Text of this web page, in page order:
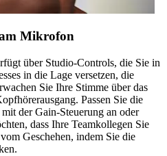
Mikrofon
über Studio-Controls, die Sie in
in die Lage versetzen, die
Sie Ihre Stimme über das
Passen Sie die
der Gain-Steuerung an oder
dass Ihre Teamkollegen Sie
Geschehen, indem Sie die